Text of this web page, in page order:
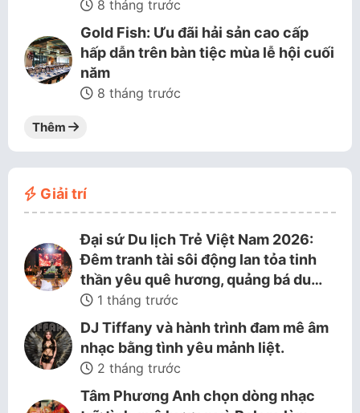
8 tháng trước
Gold Fish: Ưu đãi hải sản cao cấp
hấp dẫn trên bàn tiệc mùa lễ hội cuối
năm
8 tháng trước
Thêm
Giải trí
Đại sứ Du lịch Trẻ Việt Nam 2026:
Đêm tranh tài sôi động lan tỏa tinh
thần yêu quê hương, quảng bá du…
1 tháng trước
DJ Tiffany và hành trình đam mê âm
nhạc bằng tình yêu mảnh liệt.
2 tháng trước
Tâm Phương Anh chọn dòng nhạc